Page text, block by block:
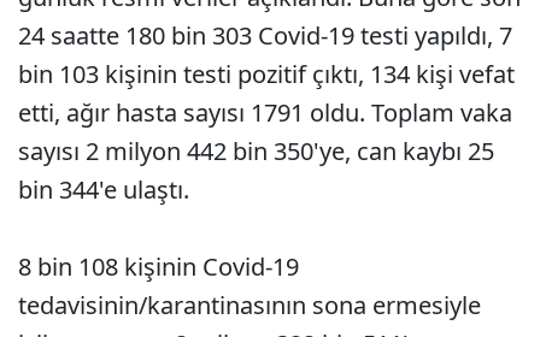
24 saatte 180 bin 303 Covid-19 testi yapıldı, 7
bin 103 kişinin testi pozitif çıktı, 134 kişi vefat
etti, ağır hasta sayısı 1791 oldu. Toplam vaka
sayısı 2 milyon 442 bin 350'ye, can kaybı 25
bin 344'e ulaştı.
8 bin 108 kişinin Covid-19
tedavisinin/karantinasının sona ermesiyle